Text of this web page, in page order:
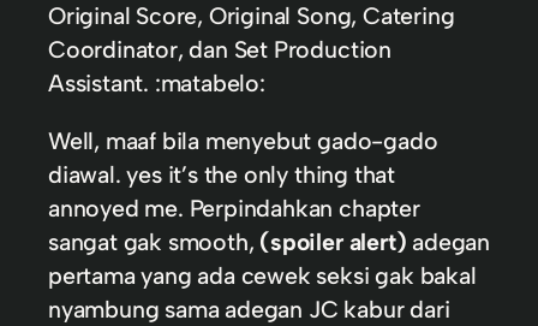
Original Score, Original Song, Catering
Coordinator, dan Set Production
Assistant. :matabelo:
Well, maaf bila menyebut gado-gado
diawal. yes it’s the only thing that
annoyed me. Perpindahkan chapter
sangat gak smooth, (spoiler alert) adegan
pertama yang ada cewek seksi gak bakal
nyambung sama adegan JC kabur dari